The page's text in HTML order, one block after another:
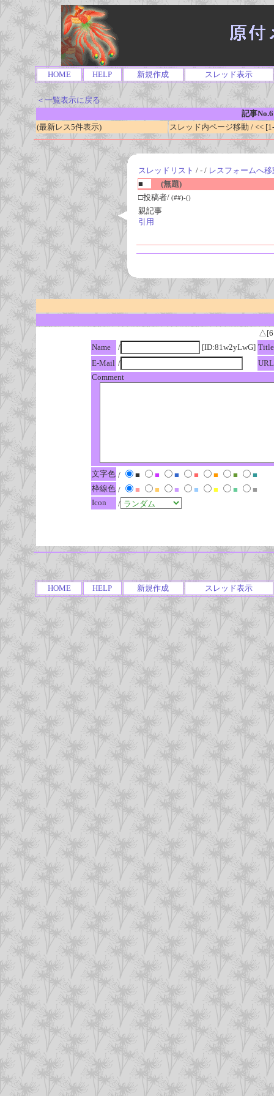
HOME HELP 新規作成 スレッド表示
＜一覧表示に戻る
記事
(最新レス5件表示)
スレッド内ページ移動 / <<
スレッドリスト / - / レスフォームへ移
■
(無題)
□投稿者/ (##)-()
親記事
引用
Name
/ [ID:81w2yLwG] Title
E-Mail /
URL
Comment
文字色 / ■ ■ ■ ■ ■ ■
■
枠線色 / ■ ■ ■ ■ ■ ■
■
Icon
/
HOME HELP 新規作成 スレッド表示